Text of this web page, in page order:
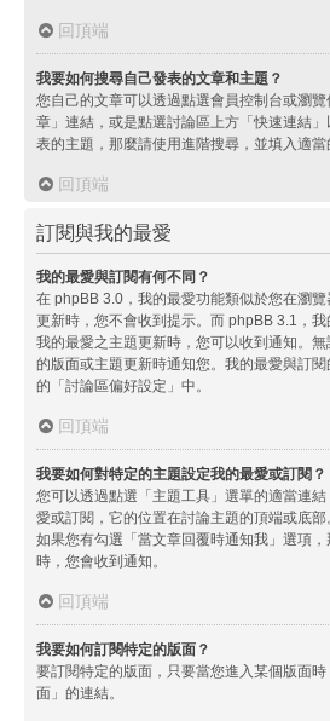
回頂端
我要如何搜尋自己發表的文章和主題？
您自己的文章可以透過點選會員控制台或瀏
章」連結，或是點選討論區上方「快速連結
表的主題，那麼請使用進階搜尋，並填入適當
回頂端
訂閱與我的最愛
我的最愛與訂閱有何不同？
在 phpBB 3.0，我的最愛功能類似於您在瀏
更新時，您不會收到提示。而 phpBB 3.1，
我的最愛之主題更新時，您可以收到通知。
的版面或主題更新時通知您。我的最愛與訂
的「討論區偏好設定」中。
回頂端
我要如何對特定的主題設定我的最愛或訂閱？
您可以透過點選「主題工具」選單的適當連
愛或訂閱，它的位置在討論主題的頂端或底部
如果您有勾選「當文章回覆時通知我」選項
時，您會收到通知。
回頂端
我要如何訂閱特定的版面？
要訂閱特定的版面，只要當您進入某個版面
面」的連結。